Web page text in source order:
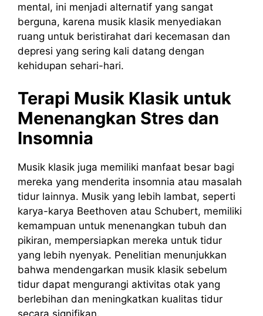
mental, ini menjadi alternatif yang sangat
berguna, karena musik klasik menyediakan
ruang untuk beristirahat dari kecemasan dan
depresi yang sering kali datang dengan
kehidupan sehari-hari.
Terapi Musik Klasik untuk
Menenangkan Stres dan
Insomnia
Musik klasik juga memiliki manfaat besar bagi
mereka yang menderita insomnia atau masalah
tidur lainnya. Musik yang lebih lambat, seperti
karya-karya Beethoven atau Schubert, memiliki
kemampuan untuk menenangkan tubuh dan
pikiran, mempersiapkan mereka untuk tidur
yang lebih nyenyak. Penelitian menunjukkan
bahwa mendengarkan musik klasik sebelum
tidur dapat mengurangi aktivitas otak yang
berlebihan dan meningkatkan kualitas tidur
secara signifikan.